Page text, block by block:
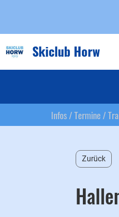
Skiclub Horw
Infos / Termine /
Zurück